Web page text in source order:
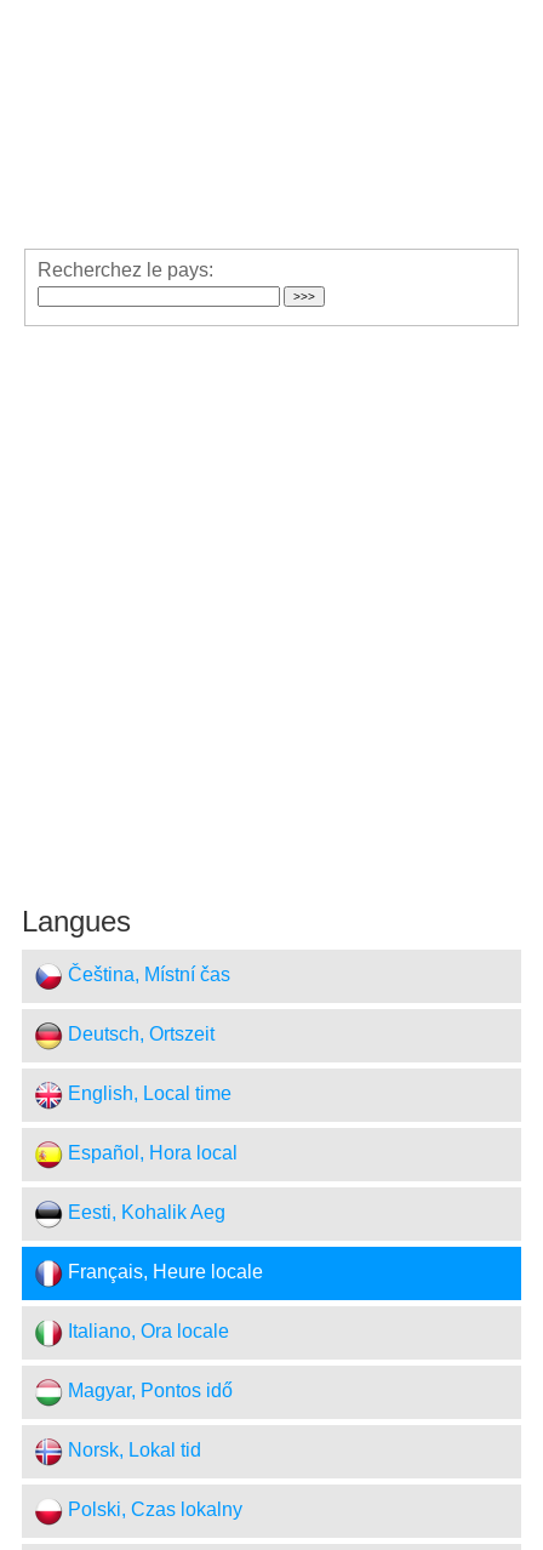
Recherchez le pays:
Langues
Čeština, Místní čas
Deutsch, Ortszeit
English, Local time
Español, Hora local
Eesti, Kohalik Aeg
Français, Heure locale
Italiano, Ora locale
Magyar, Pontos idő
Norsk, Lokal tid
Polski, Czas lokalny